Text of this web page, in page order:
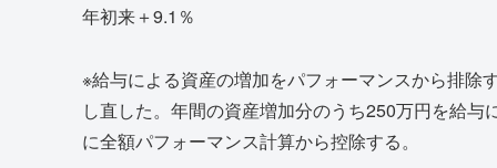
年初来＋9.1％
※給与による資産の増加をパフォーマンスから排除
し直した。年間の資産増加分のうち250万円を給
に全額パフォーマンス計算から控除する。